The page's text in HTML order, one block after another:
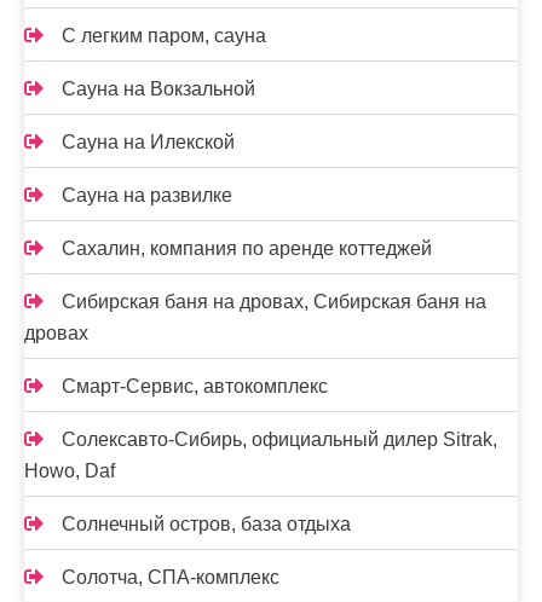
С легким паром, сауна
Сауна на Вокзальной
Сауна на Илекской
Сауна на развилке
Сахалин, компания по аренде коттеджей
Сибирская баня на дровах, Сибирская баня на
дровах
Смарт-Сервис, автокомплекс
Солексавто-Сибирь, официальный дилер Sitrak,
Howo, Daf
Солнечный остров, база отдыха
Солотча, СПА-комплекс